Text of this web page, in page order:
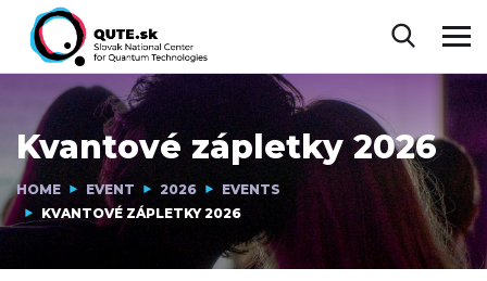
Kvantové zápletky 2026
HOME EVENT 2026
EVENTS
KVANTOVÉ ZÁPLETKY 2026